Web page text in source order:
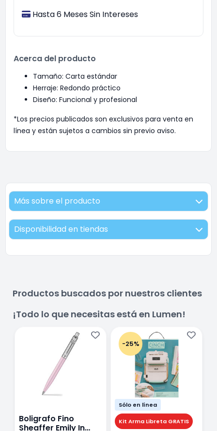
Hasta 6 Meses Sin Intereses
Acerca del producto
Tamaño: Carta estándar
Herraje: Redondo práctico
Diseño: Funcional y profesional
*Los precios publicados son exclusivos para venta en
línea y están sujetos a cambios sin previo aviso.
Más sobre el producto
Disponibilidad en tiendas
Productos buscados por nuestros clientes
¡Todo lo que necesitas está en Lumen!
Boligrafo Fino
Sheaffer Emily In
-25%
Sólo en línea
Kit Arma Libreta GRATIS